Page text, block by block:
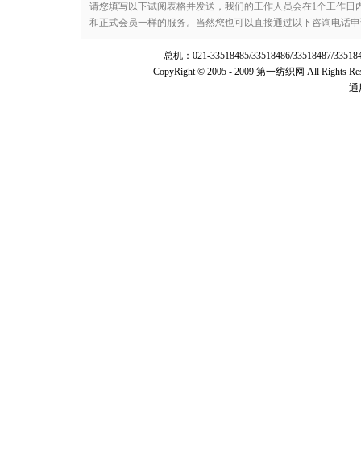
请您填写以下试阅表格并发送，我们的工作人员会在1个工作
和正式会员一样的服务。当然您也可以直接通过以下咨询电话申
总机：021-33518485/33518486/33518487/
CopyRight © 2005 - 2009 第一纺织网 All Rights
通